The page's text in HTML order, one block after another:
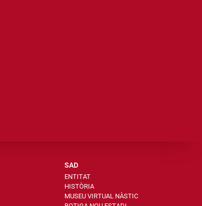
SAD
ENTITAT
HISTÒRIA
MUSEU VIRTUAL NÀSTIC